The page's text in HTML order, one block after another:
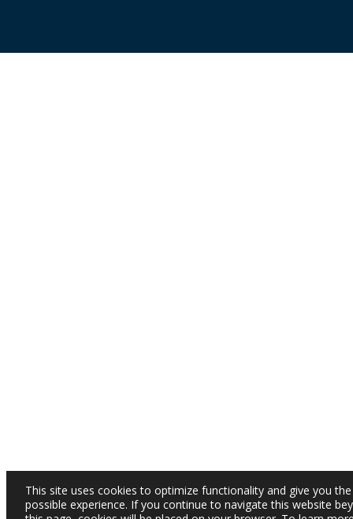
This site uses cookies to optimize functionality and give you
possible experience. If you continue to navigate this website